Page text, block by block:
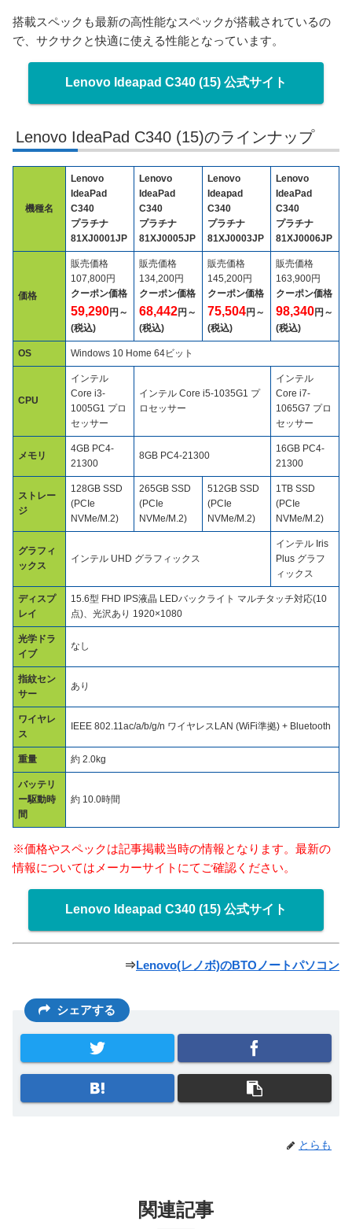
搭載スペックも最新の高性能なスペックが搭載されているの
で、サクサクと快適に使える性能となっています。
Lenovo Ideapad C340 (15) 公式サイト
Lenovo IdeaPad C340 (15)のラインナップ
機種名
Lenovo
IdeaPad
C340
プラチナ
81XJ0001JP
Lenovo
IdeaPad
C340
プラチナ
81XJ0005JP
Lenovo
Ideapad
C340
プラチナ
81XJ0003JP
Lenovo
IdeaPad
C340
プラチナ
81XJ0006JP
価格
販売価格
107,800円
クーポン価格
59,290円～
(税込)
販売価格
134,200円
クーポン価格
68,442円～
(税込)
販売価格
145,200円
クーポン価格
75,504円～
(税込)
販売価格
163,900円
クーポン価格
98,340円～
(税込)
OS Windows 10 Home 64ビット
CPU
インテル
Core i3-
1005G1 プロ
セッサー
インテル Core i5-1035G1 プ
ロセッサー
インテル
Core i7-
1065G7 プロ
セッサー
メモリ
4GB PC4-
21300
8GB PC4-21300
16GB PC4-
21300
ストレー
ジ
128GB SSD
(PCIe
NVMe/M.2)
265GB SSD
(PCIe
NVMe/M.2)
512GB SSD
(PCIe
NVMe/M.2)
1TB SSD
(PCIe
NVMe/M.2)
グラフィ
ックス
インテル UHD グラフィックス
インテル Iris
Plus グラフ
ィックス
ディスプ
レイ
15.6型 FHD IPS液晶 LEDバックライト マルチタッチ対応(10
点)、光沢あり 1920×1080
光学ドラ
イブ
なし
指紋セン
サー
あり
ワイヤレ
ス
IEEE 802.11ac/a/b/g/n ワイヤレスLAN (WiFi準拠) + Bluetooth
重量 約 2.0kg
バッテリ
ー駆動時
間
約 10.0時間
※価格やスペックは記事掲載当時の情報となります。最新の
情報についてはメーカーサイトにてご確認ください。
Lenovo Ideapad C340 (15) 公式サイト
⇒Lenovo(レノボ)のBTOノートパソコン
シェアする
とらも
関連記事